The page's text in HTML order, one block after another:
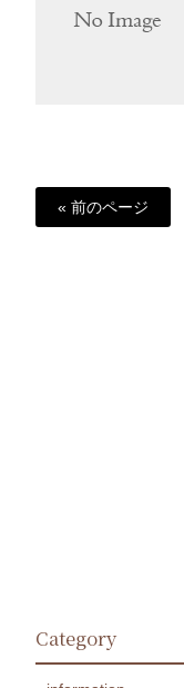
« 前のページ
Category